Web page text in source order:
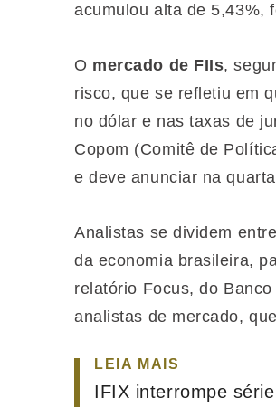
acumulou alta de 5,43%,
O mercado de FIIs,
risco, que se refletiu em
no dólar e nas taxas de
Copom (Comitê de
e deve anunciar na
Analistas se dividem
da economia brasileira,
relatório Focus, do
analistas de mercado,
LEIA MAIS
IFIX interrompe